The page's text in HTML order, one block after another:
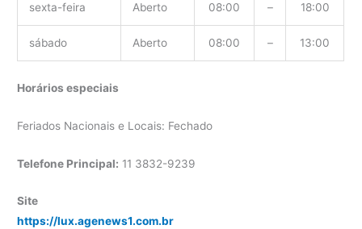
sexta-feira Aberto 08:00 – 18:00
sábado Aberto 08:00 – 13:00
Horários especiais
Feriados Nacionais e Locais: Fechado
Telefone Principal: 11 3832-9239
Site
https://lux.agenews1.com.br